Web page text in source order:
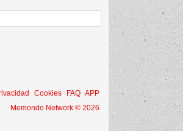
Cookies FAQ APP
Memondo Network © 2026